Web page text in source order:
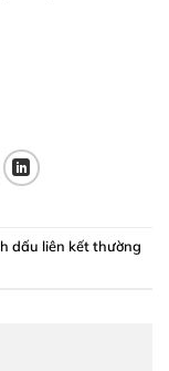
dấu liên kết thường